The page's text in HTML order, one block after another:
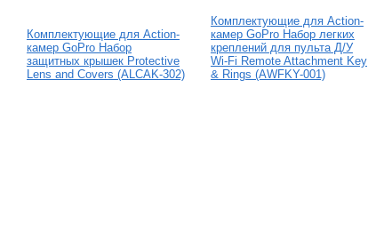
Комплектующие для Action-
камер GoPro Набор
защитных крышек Protective
Lens and Covers (ALCAK-302)
Комплектующие для Action-
камер GoPro Набор легких
креплений для пульта Д/У
Wi-Fi Remote Attachment Key
& Rings (AWFKY-001)